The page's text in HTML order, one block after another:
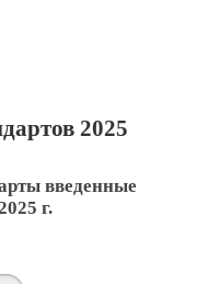
2025
введенные
г.